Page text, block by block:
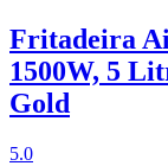
Fritadeira
1500W, 5
Gold
5.0